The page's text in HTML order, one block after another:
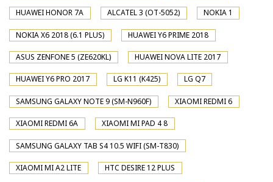
HUAWEI HONOR 7A ALCATEL 3 (OT-5052) NOKIA 1
NOKIA X6 2018 (6.1 PLUS) HUAWEI Y6 PRIME 2018
ASUS ZENFONE 5 (ZE620KL) HUAWEI NOVA LITE 2017
HUAWEI Y6 PRO 2017 LG K11 (K425) LG Q7
SAMSUNG GALAXY NOTE 9 (SM-N960F) XIAOMI REDMI 6
XIAOMI REDMI 6A XIAOMI MI PAD 4 8
SAMSUNG GALAXY TAB S4 10.5 WIFI (SM-T830)
XIAOMI MI A2 LITE HTC DESIRE 12 PLUS